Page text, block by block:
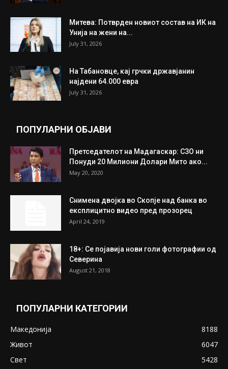
Митева: Потврден новиот состав на ИК на
Унија на жени на...
July 31, 2026
На Табановце, кај грчки државјанин
најдени 64.000 евра
July 31, 2026
ПОПУЛАРНИ ОБЈАВИ
Претседателот на Мадагаскар: СЗО ни
Понуди 20 Милиони Долари Мито ако...
May 20, 2020
Снимена двојка во Скопје над банка во
експлицитно видео пред прозорец
April 24, 2019
18+: Се појавија нови голи фотографии од
Северина
August 21, 2018
ПОПУЛАРНИ КАТЕГОРИИ
Македонија
8188
Живот
6047
Свет
5428